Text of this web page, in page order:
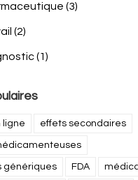
(3)
(2)
(1)
ligne effets secondaires
génériques FDA